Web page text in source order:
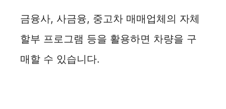
금융사, 사금융, 중고차 매매업체의 자체
할부 프로그램 등을 활용하면 차량을 구
매할 수 있습니다.